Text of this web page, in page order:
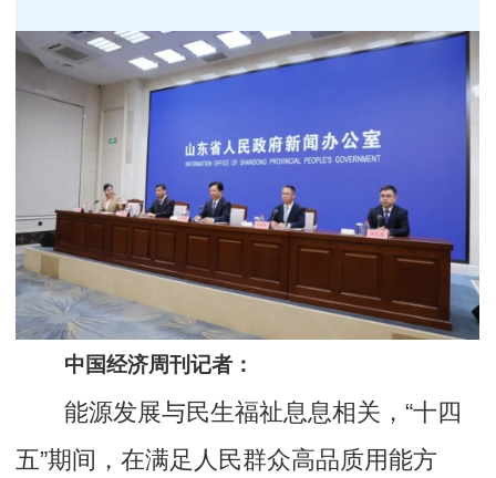
中国经济周刊记者：
能源发展与民生福祉息息相关，“十四
五”期间，在满足人民群众高品质用能方